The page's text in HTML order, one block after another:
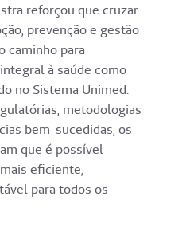
reforçou que cruzar
prevenção e gestão
caminho para
à saúde como
no Sistema Unimed.
metodologias
bem-sucedidas, os
que é possível
eficiente,
para todos os